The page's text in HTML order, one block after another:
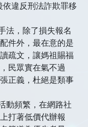
違反刑法詐欺罪移
法，除了損失報名
件外，最在意的是
疏文，讓媽祖賜福
民眾實在氣不過
正義，杜絕是類事
動頻繁，在網路社
打著低價代辦報